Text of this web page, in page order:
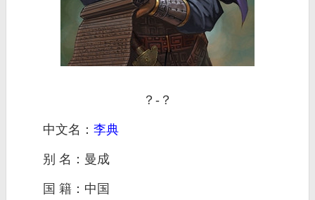
？-？
中文名： 李典
别 名：曼成
国 籍：中国